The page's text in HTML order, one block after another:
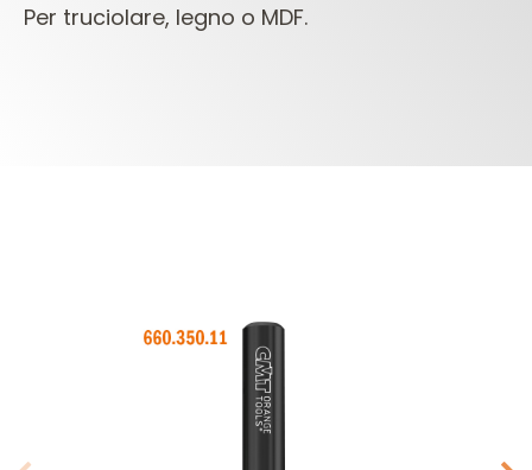
Per truciolare, legno o MDF.